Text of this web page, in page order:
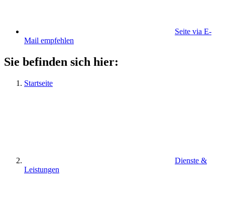
Seite via E-
Mail empfehlen
Sie befinden sich hier:
Startseite
Dienste &
Leistungen